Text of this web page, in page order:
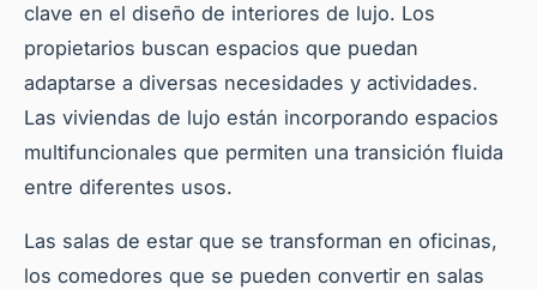
clave en el diseño de interiores de lujo. Los
propietarios buscan espacios que puedan
adaptarse a diversas necesidades y actividades.
Las viviendas de lujo están incorporando espacios
multifuncionales que permiten una transición fluida
entre diferentes usos.
Las salas de estar que se transforman en oficinas,
los comedores que se pueden convertir en salas